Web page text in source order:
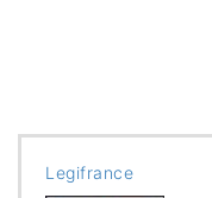
Legifrance